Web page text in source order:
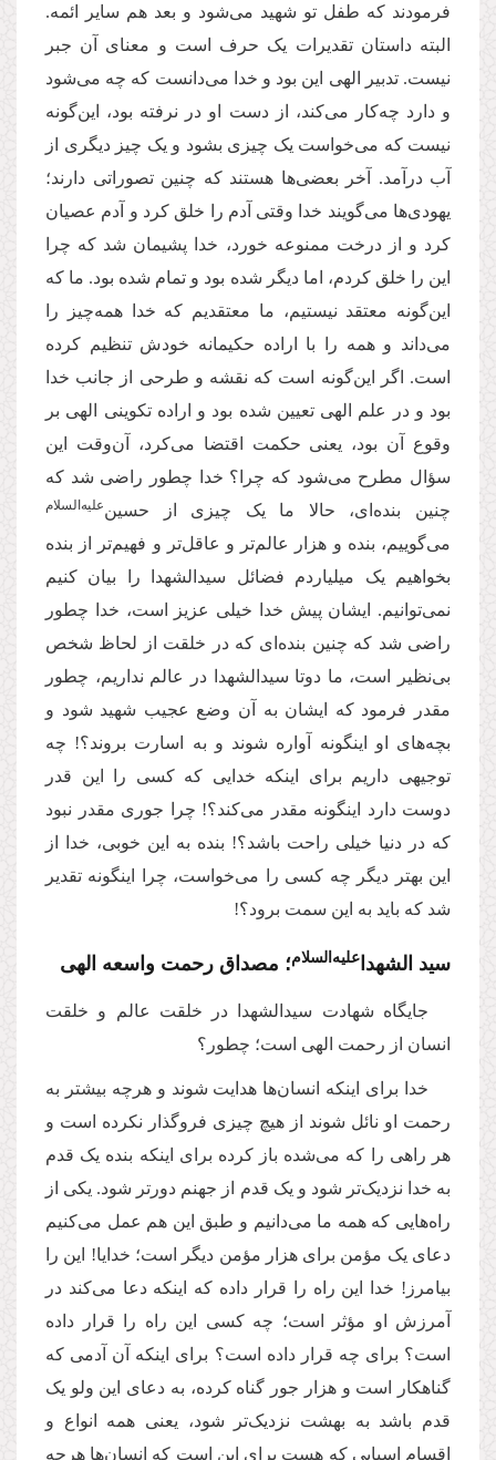
فرمودند که طفل تو شهید می‌شود و بعد هم سایر ائمه.
البته داستان تقدیرات یک حرف است و معنای آن جبر
نیست. تدبیر الهی این بود و خدا می‌دانست که چه می‌شود
و دارد چه‌کار می‌کند، از دست او در نرفته بود، این‌گونه
نیست که می‌خواست یک چیزی بشود و یک چیز دیگری از
آب درآمد. آخر بعضی‌ها هستند که چنین تصوراتی دارند؛
یهودی‌ها می‌گویند خدا وقتی آدم را خلق کرد و آدم عصیان
کرد و از درخت ممنوعه خورد، خدا پشیمان شد که چرا
این را خلق کردم، اما دیگر شده بود و تمام شده بود. ما که
این‌گونه معتقد نیستیم، ما معتقدیم که خدا همه‌چیز را
می‌داند و همه را با اراده حکیمانه خودش تنظیم کرده
است. اگر این‌گونه است که نقشه و طرحی از جانب خدا
بود و در علم الهی تعیین شده بود و اراده تکوینی الهی بر
وقوع آن بود، یعنی حکمت اقتضا می‌کرد، آن‌وقت این
سؤال مطرح می‌شود که چرا؟ خدا چطور راضی شد که
چنین بنده‌ای، حالا ما یک چیزی از حسین‌علیه‌السلام
می‌گوییم، بنده و هزار عالم‌تر و عاقل‌تر و فهیم‌تر از بنده
بخواهیم یک میلیاردم فضائل سیدالشهدا را بیان کنیم
نمی‌توانیم. ایشان پیش خدا خیلی عزیز است، خدا چطور
راضی شد که چنین بنده‌ای که در خلقت از لحاظ شخص
بی‌نظیر است، ما دوتا سیدالشهدا در عالم نداریم، چطور
مقدر فرمود که ایشان به آن وضع عجیب شهید شود و
بچه‌های او اینگونه آواره شوند و به اسارت بروند؟! چه
توجیهی داریم برای اینکه خدایی که کسی را این قدر
دوست دارد اینگونه مقدر می‌کند؟! چرا جوری مقدر نبود
که در دنیا خیلی راحت باشد؟! بنده به این خوبی، خدا از
این بهتر دیگر چه کسی را می‌خواست، چرا اینگونه تقدیر
شد که باید به این سمت برود؟!
سید الشهدا‌علیه‌‌السلام؛ مصداق رحمت واسعه الهی
جایگاه شهادت سیدالشهدا در خلقت عالم و خلقت
انسان از رحمت الهی است؛ چطور؟
خدا برای اینکه انسان‌ها هدایت شوند و هرچه بیشتر به
رحمت او نائل شوند از هیچ چیزی فروگذار نکرده است و
هر راهی را که می‌شده باز کرده برای اینکه بنده یک قدم
به خدا نزدیک‌تر شود و یک قدم از جهنم دورتر شود. یکی از
راه‌هایی که همه ما می‌دانیم و طبق این هم عمل می‌کنیم
دعای یک مؤمن برای هزار مؤمن دیگر است؛ خدایا! این را
بیامرز! خدا این راه را قرار داده که اینکه دعا می‌کند در
آمرزش او مؤثر است؛ چه کسی این راه را قرار داده
است؟ برای چه قرار داده است؟ برای اینکه آن آدمی که
گناهکار است و هزار جور گناه کرده، به دعای این ولو یک
قدم باشد به بهشت نزدیک‌تر شود، یعنی همه انواع و
اقسام اسبابی که هست برای این است که انسان‌ها هرچه